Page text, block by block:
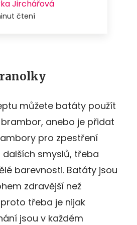
můžete batáty použít
anebo je přidat
pro zpestření
dalších smyslů, třeba
barevnosti. Batáty jsou
zdravější než
třeba je nijak
jsou v každém